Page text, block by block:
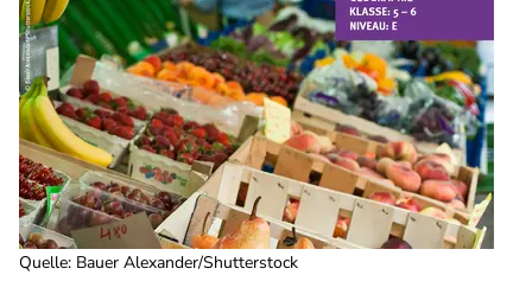
Quelle: Bauer Alexander/Shutterstock